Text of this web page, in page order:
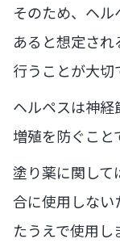
そのため、ヘ
あると想定さ
行うことが大切
ヘルペスは神経
増殖を防ぐこと
塗り薬に関し
合に使用しな
たうえで使用し